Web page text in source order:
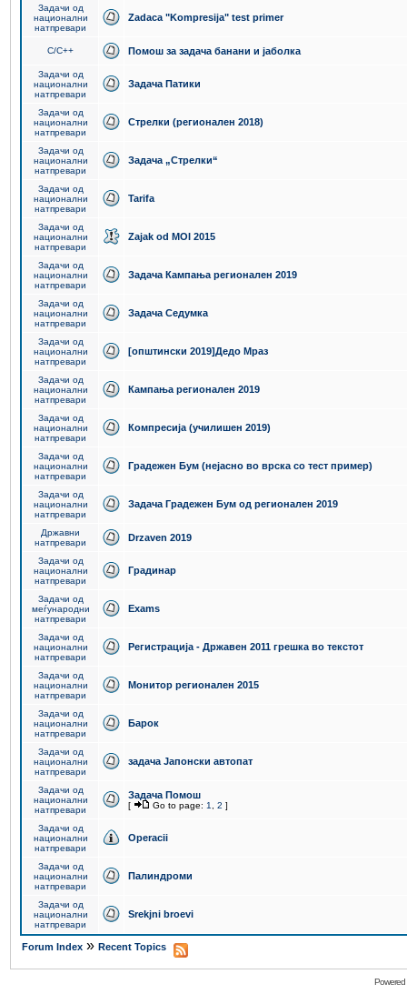
Задачи од
национални
натпревари
Zadaca "Kompresija" test primer
C/C++ Помош за задача банани и јаболка
Задачи од
национални
натпревари
Задача Патики
Задачи од
национални
натпревари
Стрелки (регионален 2018)
Задачи од
национални
натпревари
Задача „Стрелки“
Задачи од
национални
натпревари
Tarifa
Задачи од
национални
натпревари
Zajak od MOI 2015
Задачи од
национални
натпревари
Задача Кампања регионален 2019
Задачи од
национални
натпревари
Задача Седумка
Задачи од
национални
натпревари
[општински 2019]Дедо Мраз
Задачи од
национални
натпревари
Кампања регионален 2019
Задачи од
национални
натпревари
Компресија (училишен 2019)
Задачи од
национални
натпревари
Градежен Бум (нејасно во врска со тест пример)
Задачи од
национални
натпревари
Задача Градежен Бум од регионален 2019
Државни
натпревари
Drzaven 2019
Задачи од
национални
натпревари
Градинар
Задачи од
меѓународни
натпревари
Exams
Задачи од
национални
натпревари
Регистрација - Државен 2011 грешка во текстот
Задачи од
национални
натпревари
Монитор регионален 2015
Задачи од
национални
натпревари
Барок
Задачи од
национални
натпревари
задача Јапонски автопат
Задачи од
национални
натпревари
Задача Помош
[ Go to page: 1 2 ]
Задачи од
национални
натпревари
Operacii
Задачи од
национални
натпревари
Палиндроми
Задачи од
национални
натпревари
Srekjni broevi
Forum Index » Recent Topics